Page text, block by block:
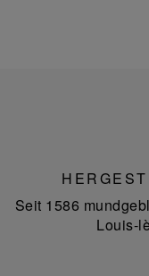
Seit 1586
Louis-